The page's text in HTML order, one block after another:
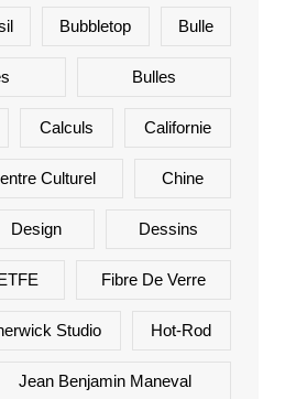
Bubbletop Bulle
Bulles
Calculs Californie
Culturel Chine
Design Dessins
Fibre De Verre
Studio Hot-Rod
Jean Benjamin Maneval